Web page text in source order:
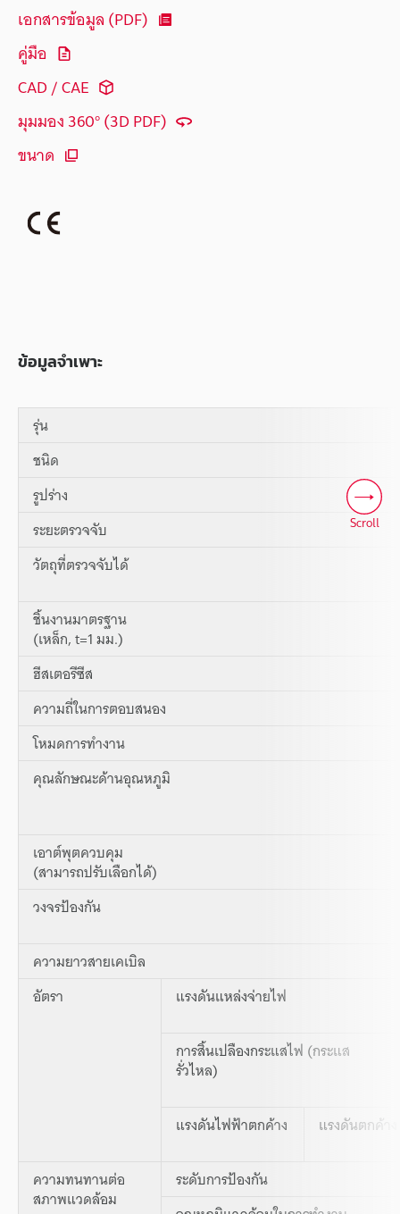
เอกสารข้อมูล (PDF)
คู่มือ
CAD / CAE
มุมมอง 360° (3D PDF)
ขนาด
ข้อมูลจำเพาะ
รุ่น
ชนิด
รูปร่าง
ระยะตรวจจับ
วัตถุที่ตรวจจับได้
ชิ้นงานมาตรฐาน
(เหล็ก, t=1 มม.)
ฮีสเตอรีซีส
ความถี่ในการตอบสนอง
โหมดการทำงาน
คุณลักษณะด้านอุณหภูมิ
เอาต์พุตควบคุม
(สามารถปรับเลือกได้)
วงจรป้องกัน
ความยาวสายเคเบิล
อัตรา
แรงดันแหล่งจ่ายไฟ
การสิ้นเปลืองกระแสไฟ (กระแส
รั่วไหล)
แรงดันไฟฟ้าตกค้าง แรงดันตกค้าง
ความทนทานต่อ
สภาพแวดล้อม
ระดับการป้องกัน
Scroll